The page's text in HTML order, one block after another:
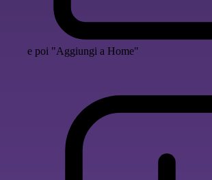
e poi "Aggiungi a Home"